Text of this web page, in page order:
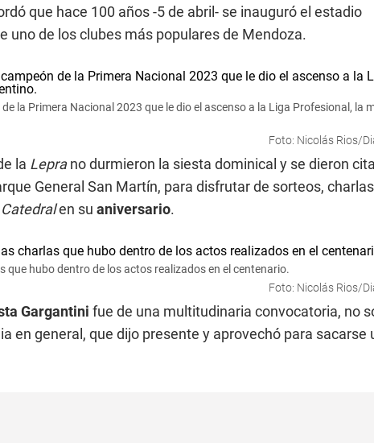
que hace 100 años -5 de abril- se inauguró el estadio
uno de los clubes más populares de Mendoza.
la Primera Nacional 2023 que le dio el ascenso a la Liga Profesional, la
Foto: Nicolás Rios/
la Leprano durmieron la siesta dominical y se dieron
General San Martín, para disfrutar de sorteos,
Catedralen su aniversario.
hubo dentro de los actos realizados en el centenario.
Foto: Nicolás Rios/
Gargantini fue de una multitudinaria convocatoria, no
en general, que dijo presente y aprovechó para sacarse